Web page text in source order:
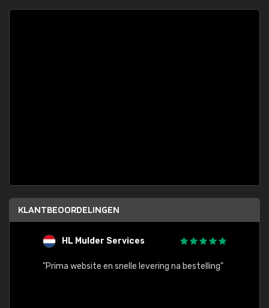
KLANTBEOORDELINGEN
HL Mulder Services
"Prima website en snelle levering na bestelling"